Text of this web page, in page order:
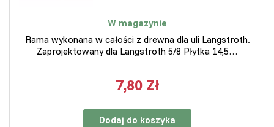
W magazynie
Rama wykonana w całości z drewna dla uli Langstroth.
Zaprojektowany dla Langstroth 5/8 Płytka 14,5…
7,80 Zł
Dodaj do koszyka